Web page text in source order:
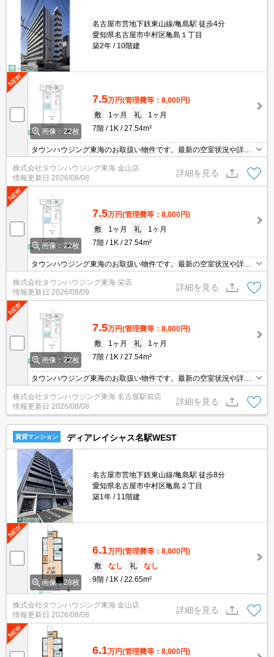
名古屋市営地下鉄東山線/亀島駅 徒歩4分
愛知県名古屋市中村区亀島１丁目
築2年
10階建
画像：22枚
7.5万円(管理費等：8,000円)
敷
1ヶ月 礼
1ヶ月
7階
1K 27.54m²
タウンハウジング東海のお取扱い物件です。最新の空室状況や詳細
株式会社タウンハウジング東海 金山店
情報更新日 2026/08/08
詳細を見る
画像：22枚
7.5万円(管理費等：8,000円)
敷
1ヶ月 礼
1ヶ月
7階
1K 27.54m²
タウンハウジング東海のお取扱い物件です。最新の空室状況や詳細
株式会社タウンハウジング東海 栄店
情報更新日 2026/08/09
詳細を見る
画像：22枚
7.5万円(管理費等：8,000円)
敷
1ヶ月 礼
1ヶ月
7階
1K 27.54m²
タウンハウジング東海のお取扱い物件です。最新の空室状況や詳細
株式会社タウンハウジング東海 名古屋駅前店
情報更新日 2026/08/08
詳細を見る
賃貸マンション ディアレイシャス名駅WEST
名古屋市営地下鉄東山線/亀島駅 徒歩8分
愛知県名古屋市中村区亀島２丁目
築1年
11階建
画像：28枚
6.1万円(管理費等：8,000円)
敷
なし 礼
なし
9階
1K 22.65m²
株式会社タウンハウジング東海 金山店
情報更新日 2026/08/08
詳細を見る
6.1万円(管理費等：8,000円)